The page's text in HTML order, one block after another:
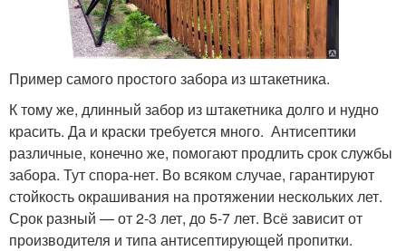
Пример самого простого забора из штакетника.
К тому же, длинный забор из штакетника долго и нудно
красить. Да и краски требуется много. Антисептики
различные, конечно же, помогают продлить срок службы
забора. Тут спора-нет. Во всяком случае, гарантируют
стойкость окрашивания на протяжении нескольких лет.
Срок разный — от 2-3 лет, до 5-7 лет. Всё зависит от
производителя и типа антисептирующей пропитки.